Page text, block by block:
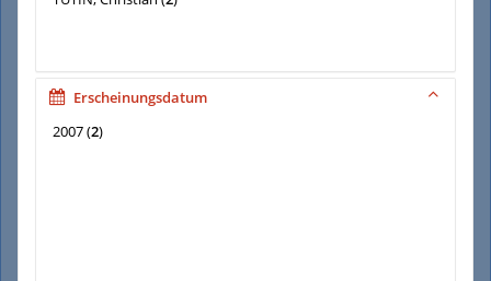
Erscheinungsdatum
2007(2)